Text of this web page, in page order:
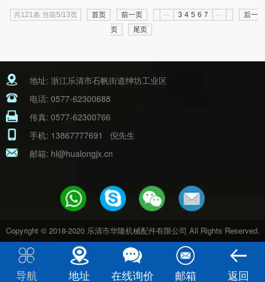
共121条 当前5/13页 首页 前一页 ··· 3 4 5 6 7 ···
后一
页
尾页
地址: 浙江乐清市石帆街道绅坊工业区
电话: 0577-62300688
传真: 0577-62300766
手机: 13867777691
倪先生
邮箱: hl@hualongjx.cn
Copyright © 2018-2020 乐清市华隆机械配件有限公司 All Rights Reserved.
导航 地址 在线询价 邮箱 返回